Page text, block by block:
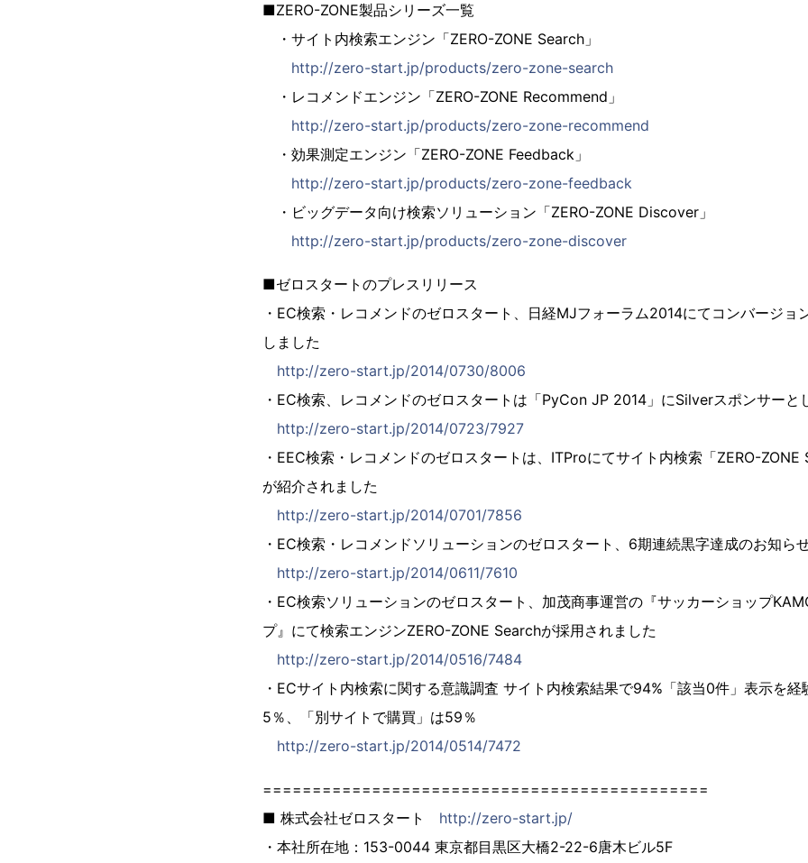
■ZERO-ZONE製品シリーズ一覧
・サイト内検索エンジン「ZERO-ZONE Search」
http://zero-start.jp/products/zero-zone-search
・レコメンドエンジン「ZERO-ZONE Recommend」
http://zero-start.jp/products/zero-zone-recommend
・効果測定エンジン「ZERO-ZONE Feedback」
http://zero-start.jp/products/zero-zone-feedback
・ビッグデータ向け検索ソリューション「ZERO-ZONE Discover」
http://zero-start.jp/products/zero-zone-discover
■ゼロスタートのプレスリリース
・EC検索・レコメンドのゼロスタート、日経MJフォーラム2014にてコンバージョ
しました
http://zero-start.jp/2014/0730/8006
・EC検索、レコメンドのゼロスタートは「PyCon JP 2014」にSilverスポンサーと
http://zero-start.jp/2014/0723/7927
・EEC検索・レコメンドのゼロスタートは、ITProにてサイト内検索「ZERO-
が紹介されました
http://zero-start.jp/2014/0701/7856
・EC検索・レコメンドソリューションのゼロスタート、6期連続黒字達成のお知ら
http://zero-start.jp/2014/0611/7610
・EC検索ソリューションのゼロスタート、加茂商事運営の『サッカーショップ
プ』にて検索エンジンZERO-ZONE Searchが採用されました
http://zero-start.jp/2014/0516/7484
・ECサイト内検索に関する意識調査 サイト内検索結果で94%「該当0件」表示を
5％、「別サイトで購買」は59％
http://zero-start.jp/2014/0514/7472
=============================================
■ 株式会社ゼロスタート http://zero-start.jp/
・本社所在地：153-0044 東京都目黒区大橋2-22-6唐木ビル5F